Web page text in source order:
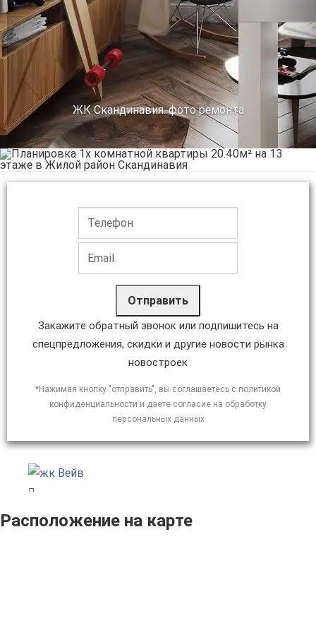
ЖК Скандинавия. фото ремонта
Отправить
Закажите обратный звонок или подпишитесь на
спецпредложения, скидки и другие новости рынка
новостроек
*Нажимая кнопку "отправить", вы соглашаетесь с политикой
конфиденциальности и даете согласие на обработку
персональных данных
Расположение на карте